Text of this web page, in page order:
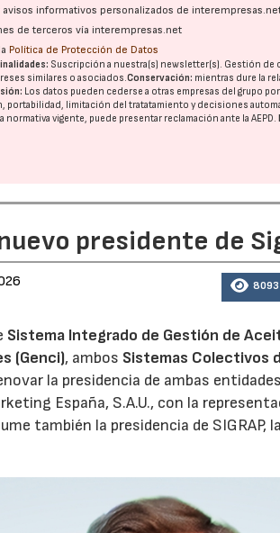
informativos personalizados de
de terceros vía interempresas.net
Política de Protección de Datos
Suscripción a nuestra(s) newsletter(s). Gestión de
similares o asociados.Conservación: mientras dure la
Los datos pueden cederse a otras empresas del grupo
limitación del tratatamiento y decisiones
normativa vigente, puede presentar reclamación ante laAEPD.
presidente de
8093
Sistema Integrado de Gestión de
(Genci), ambos Sistemas Colectivos
la presidencia de ambas
España, S.A.U., con la
también la presidencia de